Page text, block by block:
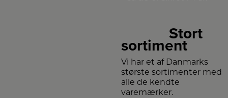
Stort
sortiment
Vi har et af Danmarks
største sortimenter med
alle de kendte
varemærker.